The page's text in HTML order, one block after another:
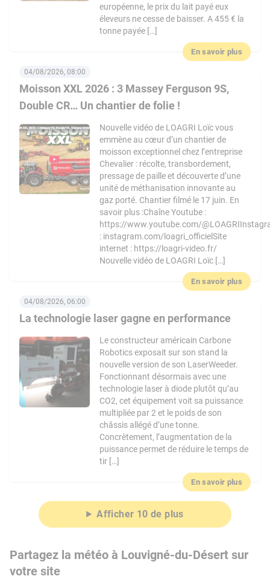
européenne, le prix du lait payé eux
éleveurs ne cesse de baisser. A 455 € la
tonne payée […]
En savoir plus
Moisson XXL 2026 : 3 Massey Ferguson 9S,
Double CR… Un chantier de folie !
04/08/2026, 08:00
Nouvelle vidéo de LOAGRI Loïc vous
emmène au cœur d’un chantier de
moisson exceptionnel chez l’entreprise
Chevalier : récolte, transbordement,
pressage de paille et découverte d’une
unité de méthanisation innovante au
gaz porté. Chantier filmé le 17 juin. En
savoir plus :Chaîne Youtube :
https://www.youtube.com/
: instagram.com/loagri_officielSite
internet : https://loagri-video.fr/
Nouvelle vidéo de LOAGRI Loïc […]
En savoir plus
La technologie laser gagne en performance
04/08/2026, 06:00
Le constructeur américain Carbone
Robotics exposait sur son stand la
nouvelle version de son LaserWeeder.
Fonctionnant désormais avec une
technologie laser à diode plutôt qu’au
CO2, cet équipement voit sa puissance
multipliée par 2 et le poids de son
châssis allégé d’une tonne.
Concrètement, l’augmentation de la
puissance permet de réduire le temps de
tir […]
En savoir plus
Afficher 10 de plus
Partagez la météo à Louvigné-du-Désert sur
votre site